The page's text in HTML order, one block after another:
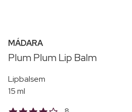
MÁDARA
Plum Plum Lip Balm
Lipbalsem
15 ml